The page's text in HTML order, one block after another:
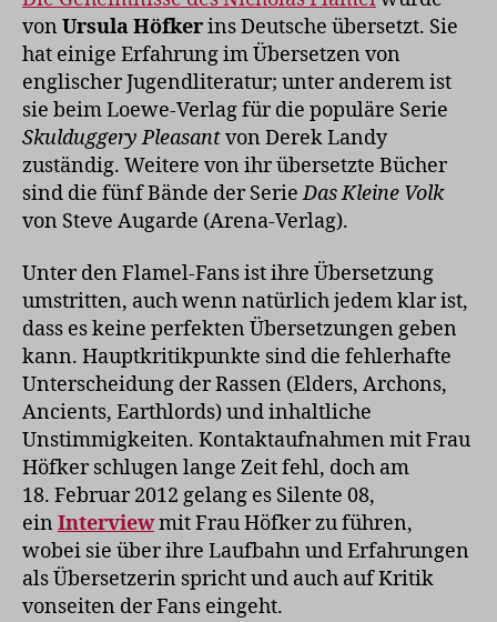
von Ursula Höfkerins Deutsche übersetzt. Sie
hat einige Erfahrung im Übersetzen von
englischer Jugendliteratur; unter anderem ist
sie beim Loewe-Verlag für die populäre Serie
Skulduggery Pleasantvon Derek Landy
zuständig. Weitere von ihr übersetzte Bücher
sind die fünf Bände der SerieDas Kleine Volk
von Steve Augarde (Arena-Verlag).
Unter den Flamel-Fans ist ihre Übersetzung
umstritten, auch wenn natürlich jedem klar ist,
dass es keine perfekten Übersetzungen geben
kann. Hauptkritikpunkte sind die fehlerhafte
Unterscheidung der Rassen (Elders, Archons,
Ancients, Earthlords) und inhaltliche
Unstimmigkeiten. Kontaktaufnahmen mit Frau
Höfker schlugen lange Zeit fehl, doch am
18. Februar 2012 gelang es Silente 08,
ein Interviewmit Frau Höfker zu führen,
wobei sie über ihre Laufbahn und Erfahrungen
als Übersetzerin spricht und auch auf Kritik
vonseiten der Fans eingeht.